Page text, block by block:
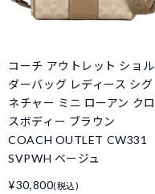
コーチ アウトレット ショル
ダーバッグ レディース シグ
ネチャー ミニ ローアン クロ
スボディー ブラウン
COACH OUTLET CW331
SVPWH ベージュ
¥30,800(税込)